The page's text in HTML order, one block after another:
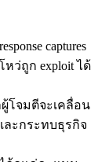
captures
ว่ถูก exploit ได้
โจมตีจะเคลื่อน
ละกระทบธุรกิจ